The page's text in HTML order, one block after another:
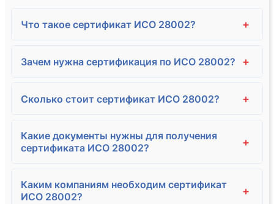
Что такое сертификат ИСО 28002? +
Зачем нужна сертификация по ИСО 28002? +
Сколько стоит сертификат ИСО 28002? +
Какие документы нужны для получения
сертификата ИСО 28002?
+
Каким компаниям необходим сертификат
ИСО 28002?
+